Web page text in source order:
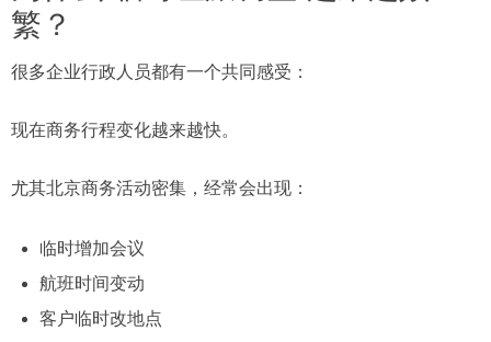
繁？
很多企业行政人员都有一个共同感受：
现在商务行程变化越来越快。
尤其北京商务活动密集，经常会出现：
临时增加会议
航班时间变动
客户临时改地点